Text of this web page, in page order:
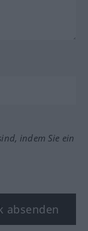
indem Sie ein
absenden